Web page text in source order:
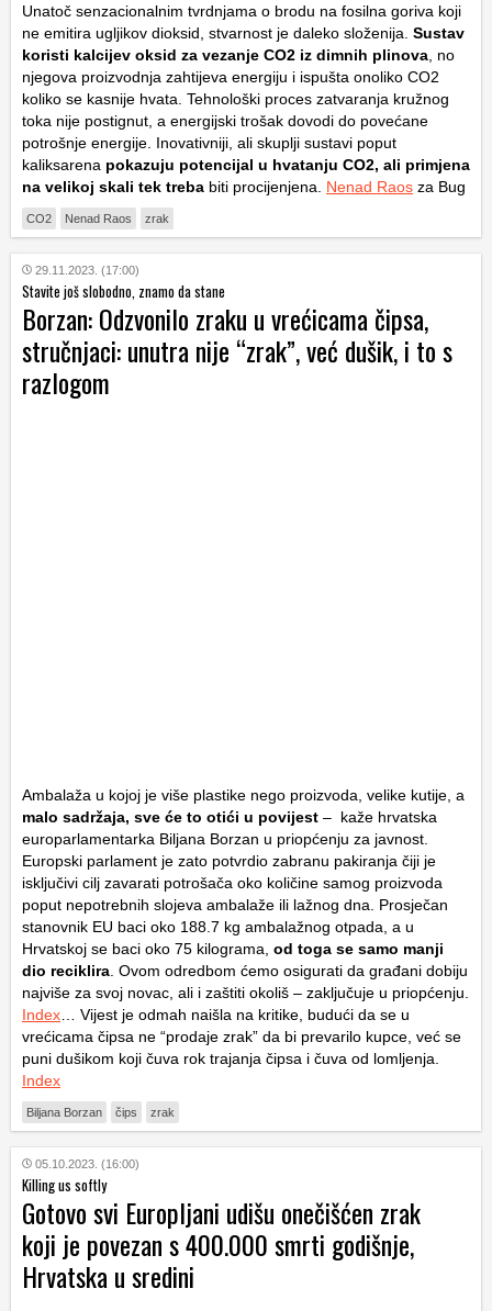
Unatoč senzacionalnim tvrdnjama o brodu na fosilna goriva koji
ne emitira ugljikov dioksid, stvarnost je daleko složenija. Sustav
koristi kalcijev oksid za vezanje CO2 iz dimnih plinova , no
njegova proizvodnja zahtijeva energiju i ispušta onoliko CO2
koliko se kasnije hvata. Tehnološki proces zatvaranja kružnog
toka nije postignut, a energijski trošak dovodi do povećane
potrošnje energije. Inovativniji, ali skuplji sustavi poput
kaliksarena pokazuju potencijal u hvatanju CO2, ali primjena
na velikoj skali tek treba biti procijenjena. Nenad Raos za Bug
CO2 Nenad Raos zrak
29.11.2023. (17:00)
Stavite još slobodno, znamo da stane
Borzan: Odzvonilo zraku u vrećicama čipsa,
stručnjaci: unutra nije “zrak”, već dušik, i to s
razlogom
Ambalaža u kojoj je više plastike nego proizvoda, velike kutije, a
malo sadržaja, sve će to otići u povijest – kaže hrvatska
europarlamentarka Biljana Borzan u priopćenju za javnost.
Europski parlament je zato potvrdio zabranu pakiranja čiji je
isključivi cilj zavarati potrošača oko količine samog proizvoda
poput nepotrebnih slojeva ambalaže ili lažnog dna. Prosječan
stanovnik EU baci oko 188.7 kg ambalažnog otpada, a u
Hrvatskoj se baci oko 75 kilograma, od toga se samo manji
dio reciklira . Ovom odredbom ćemo osigurati da građani dobiju
najviše za svoj novac, ali i zaštiti okoliš – zaključuje u priopćenju.
Index … Vijest je odmah naišla na kritike, budući da se u
vrećicama čipsa ne “prodaje zrak” da bi prevarilo kupce, već se
puni dušikom koji čuva rok trajanja čipsa i čuva od lomljenja.
Index
Biljana Borzan čips zrak
05.10.2023. (16:00)
Killing us softly
Gotovo svi Europljani udišu onečišćen zrak
koji je povezan s 400.000 smrti godišnje,
Hrvatska u sredini